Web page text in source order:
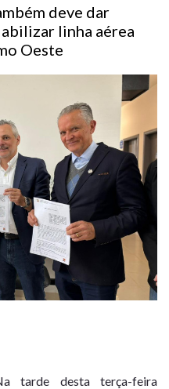
deve dar
linha aérea
Oeste
tarde desta terça-feira